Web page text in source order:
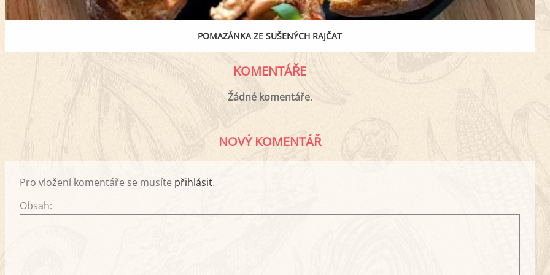
POMAZÁNKA ZE SUŠENÝCH RAJČAT
KOMENTÁŘE
Žádné komentáře.
NOVÝ KOMENTÁŘ
Pro vložení komentáře se musíte přihlásit.
Obsah: